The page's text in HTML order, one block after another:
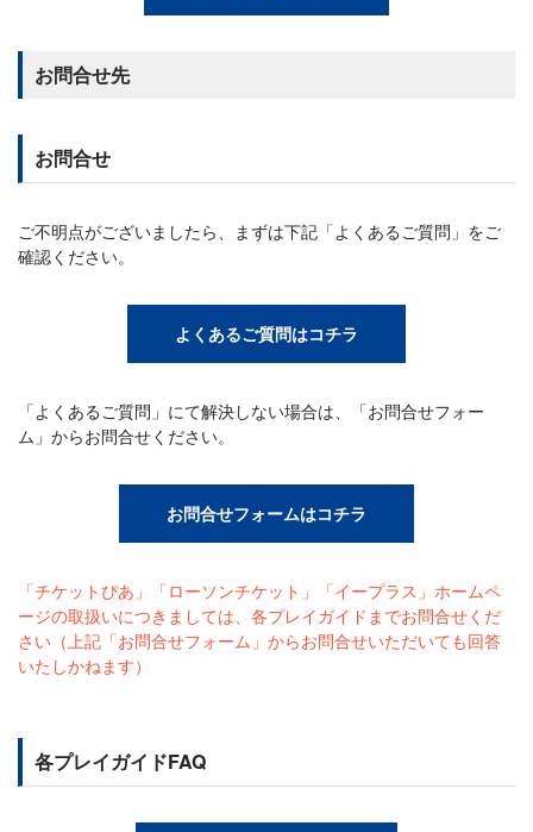
お問合せ先
お問合せ
ご不明点がございましたら、まずは下記「よくあるご質問」をご
確認ください。
よくあるご質問はコチラ
「よくあるご質問」にて解決しない場合は、「お問合せフォー
ム」からお問合せください。
お問合せフォームはコチラ
「チケットぴあ」「ローソンチケット」「イープラス」ホームペ
ージの取扱いにつきましては、各プレイガイドまでお問合せくだ
さい（上記「お問合せフォーム」からお問合せいただいても回答
いたしかねます）
各プレイガイドFAQ